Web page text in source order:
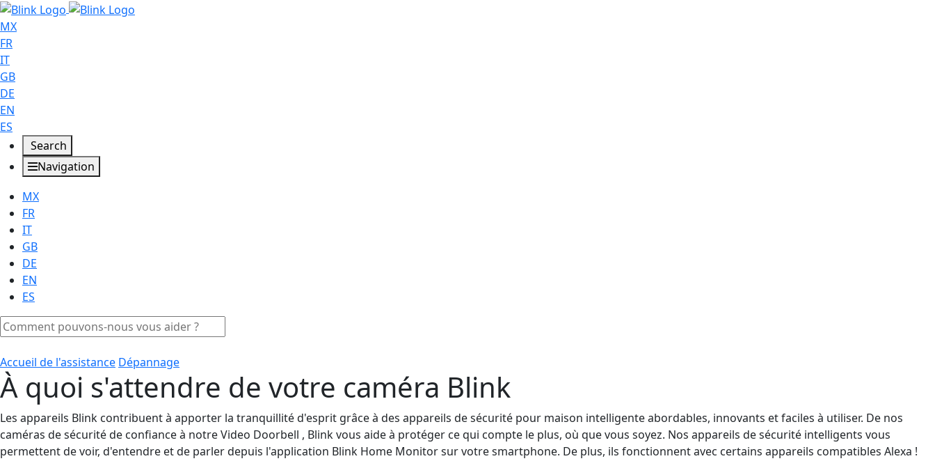
MX
FR
IT
GB
DE
EN
ES
Search
Navigation
MX
FR
IT
GB
DE
EN
ES
Accueil de l'assistance Dépannage
À quoi s'attendre de votre caméra Blink
Les appareils Blink contribuent à apporter la tranquillité d'esprit grâce à des appareils de sécurité pour maison intelligente abordables, innovants et faciles à utiliser. De nos
caméras de sécurité de confiance à notre Video Doorbell , Blink vous aide à protéger ce qui compte le plus, où que vous soyez. Nos appareils de sécurité intelligents vous
permettent de voir, d'entendre et de parler depuis l'application Blink Home Monitor sur votre smartphone. De plus, ils fonctionnent avec certains appareils compatibles Alexa !